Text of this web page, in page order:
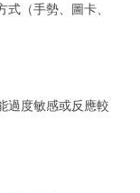
（手勢、圖卡、
過度敏感或反應較